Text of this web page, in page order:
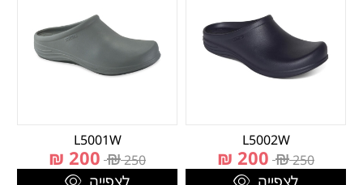
L5002W
250
₪
200
₪
לצפייה
L5001W
250
₪
200
₪
לצפייה